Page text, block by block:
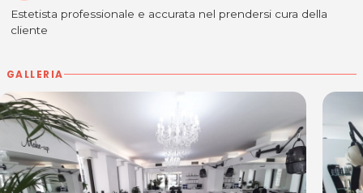
Estetista professionale e accurata nel prendersi cura della
cliente
GALLERIA